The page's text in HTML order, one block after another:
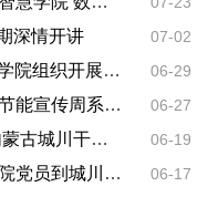
深情开讲 07-02
“建设六个暖城·机关先锋有我”学院组织开展庆祝建党105周年... 06-29
内蒙古城川干部学院扎实开展节能宣传周系列活动 06-27
走访送关怀 服务暖民心——内蒙古城川干部学院扎实践行为民服... 06-19
粽香话端午同心促共建——学院党员到城川社区开展志愿服务 06-17
及吊
06-14
及吊